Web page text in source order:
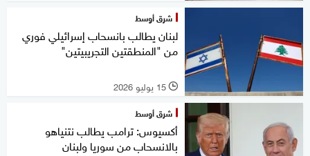
شرق أوسط
لبنان يطالب بانسحاب إسرائيلي فوري
من "المنطقتين التجريبيتين"
l 15 يوليو 2026
شرق أوسط
أكسيوس: ترامب يطالب نتنياهو
بالانسحاب من سوريا ولبنان